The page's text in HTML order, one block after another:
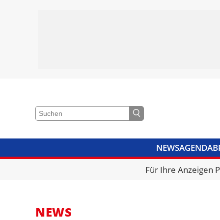
NEWSAGENDA
VIDEOSBIBLIOTHEK
Für Ihre Anzeigen
NEWS